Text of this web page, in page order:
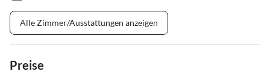
Alle Zimmer/Ausstattungen anzeigen
Preise